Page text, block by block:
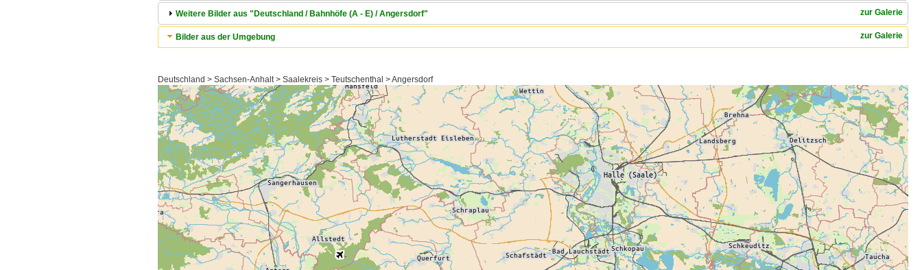
zur Galerie
Weitere Bilder aus "Deutschland / Bahnhöfe (A - E) / Angersdorf"
zur Galerie
Bilder aus der Umgebung
Deutschland > Sachsen-Anhalt > Saalekreis > Teutschenthal > Angersdorf